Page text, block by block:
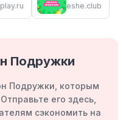
eshe.club
Подружки
Подружки, которым
его здесь,
сэкономить на